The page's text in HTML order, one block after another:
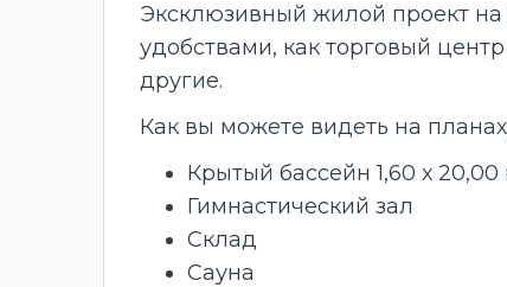
Эксклюзивный жилой проект на
удобствами, как торговый
другие.
Как вы можете видеть на
Крытый бассейн 1,60 х 20,00
Гимнастический зал
Склад
Сауна